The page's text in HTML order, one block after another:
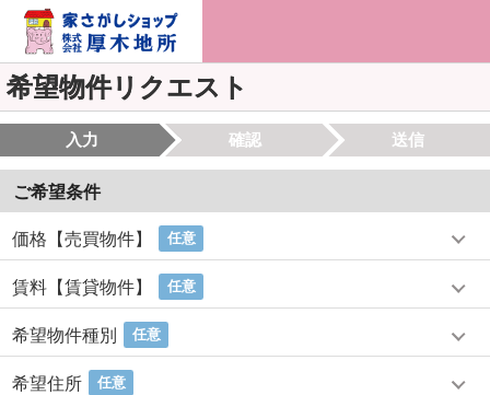
希望物件リクエスト
入力 確認 送信
ご希望条件
価格【売買物件】 任意
賃料【賃貸物件】 任意
希望物件種別 任意
希望住所 任意